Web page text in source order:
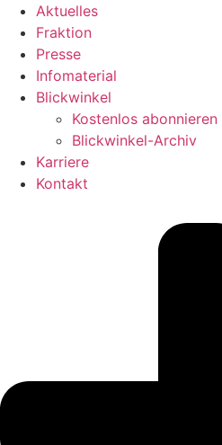
Aktuelles
Fraktion
Presse
Infomaterial
Blickwinkel
Kostenlos abonnieren
Blickwinkel-Archiv
Karriere
Kontakt